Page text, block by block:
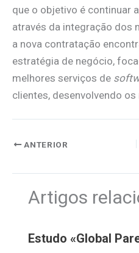
que o objetivo é continuar
através da integração dos
a nova contratação
estratégia de negócio,
melhores serviços de
clientes, desenvolvendo
ANTERIOR
Artigos
Estudo «Global